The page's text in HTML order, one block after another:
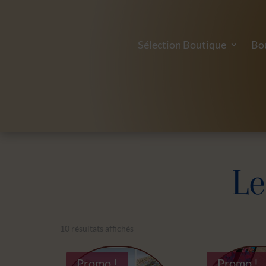
Sélection Boutique
10 résultats affichés
Promo ! Promo !